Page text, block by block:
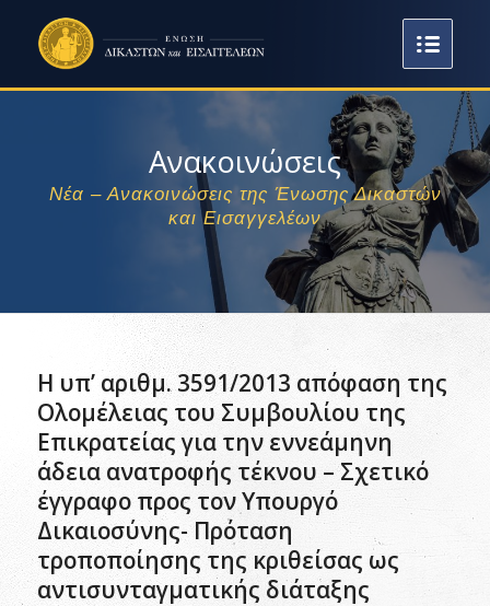
Ανακοινώσεις
Νέα – Ανακοινώσεις της Ένωσης Δικαστών
και Εισαγγελέων
Η υπ’ αριθμ. 3591/2013 απόφαση της
Ολομέλειας του Συμβουλίου της
Επικρατείας για την εννεάμηνη
άδεια ανατροφής τέκνου – Σχετικό
έγγραφο προς τον Υπουργό
Δικαιοσύνης- Πρόταση
τροποποίησης της κριθείσας ως
αντισυνταγματικής διάταξης